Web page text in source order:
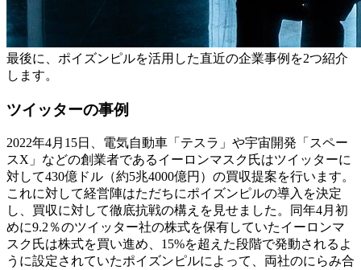
最後に、ポイズンピルを活用した直近の企業事例を2つ紹介
します。
ツイッターの事例
2022年4月15日、電気自動車「テスラ」や宇宙開発「スペー
スX」などの創業者であるイーロンマスク氏はツイッターに
対して430億ドル（約5兆4000億円）の買収提案を行います。
これに対して経営陣はただちにポイズンピルの導入を決定
し、買収に対して徹底抗戦の構えを見せました。同年4月初
めに9.2％のツイッター社の株式を保有していたイーロンマ
スク氏は株式を買い進め、15%を超えた段階で発動されるよ
うに設定されていたポイズンピルによって、両社のにらみ合